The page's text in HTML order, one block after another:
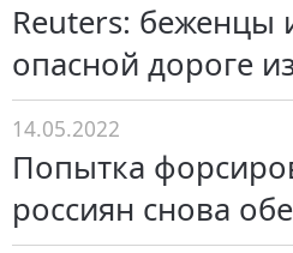
Reuters: беженцы
опасной дороге
14.05.2022
Попытка
россиян снова